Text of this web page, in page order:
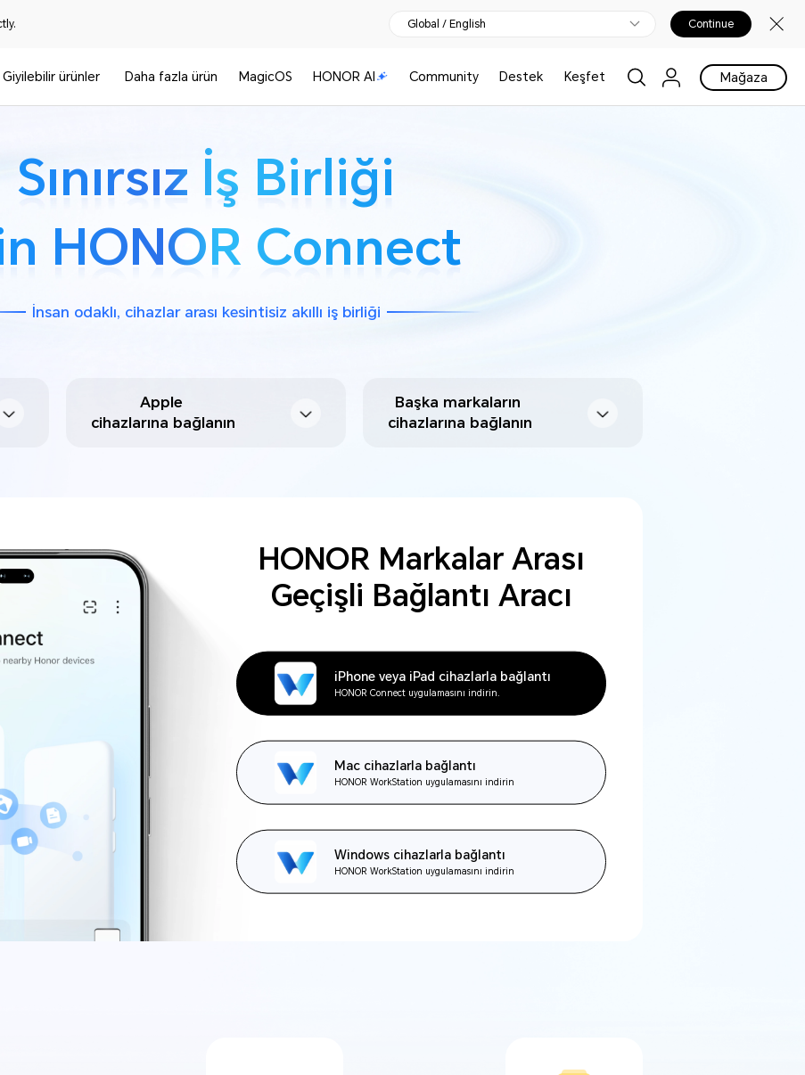
Global / English Continue
Giyilebilir ürünler Daha fazla ürün MagicOS HONOR AI Community Destek Keşfet Mağaza
Sınırsız İş Birliği
HONOR Connect
Sınırsız İş Birliği
HONOR Connect
İnsan odaklı, cihazlar arası kesintisiz akıllı iş birliği
Apple
cihazlarına bağlanın
Başka markaların
cihazlarına bağlanın
HONOR Markalar Arası
Geçişli Bağlantı Aracı
iPhone veya iPad cihazlarla bağlantı
HONOR Connect uygulamasını indirin.
Mac cihazlarla bağlantı
HONOR WorkStation uygulamasını indirin
Windows cihazlarla bağlantı
HONOR WorkStation uygulamasını indirin